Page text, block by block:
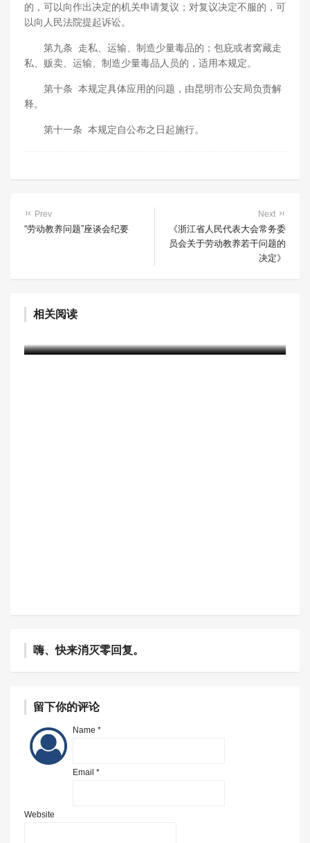
的，可以向作出决定的机关申请复议；对复议决定不服的，可
以向人民法院提起诉讼。
第九条 走私、运输、制造少量毒品的；包庇或者窝藏走
私、贩卖、运输、制造少量毒品人员的，适用本规定。
第十条 本规定具体应用的问题，由昆明市公安局负责解
释。
第十一条 本规定自公布之日起施行。
Prev
“劳动教养问题”座谈会纪要
Next
《浙江省人民代表大会常务委
员会关于劳动教养若干问题的
决定》
相关阅读
届“最美禁毒人”揭晓
嗨、快来消灭零回复。
留下你的评论
Name *
Email *
Website